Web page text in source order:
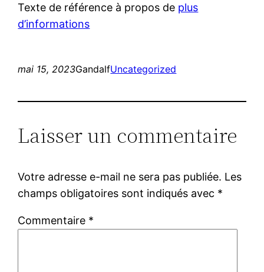
Texte de référence à propos de plus
d’informations
mai 15, 2023GandalfUncategorized
Laisser un commentaire
Votre adresse e-mail ne sera pas publiée. Les
champs obligatoires sont indiqués avec *
Commentaire *